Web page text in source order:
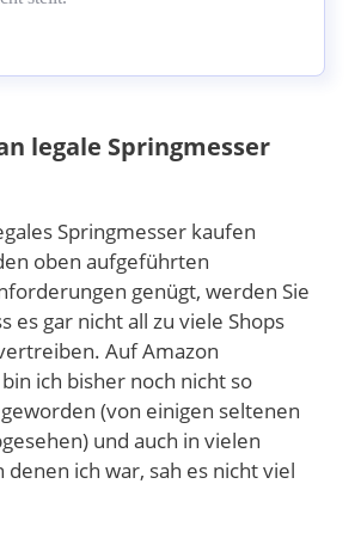
legale Springmesser
Springmesser kaufen
oben aufgeführten
genügt, werden Sie
es gar nicht all zu viele Shops
Auf Amazon
ich bisher noch nicht so
(von einigen seltenen
und auch in vielen
denen ich war, sah es nicht viel